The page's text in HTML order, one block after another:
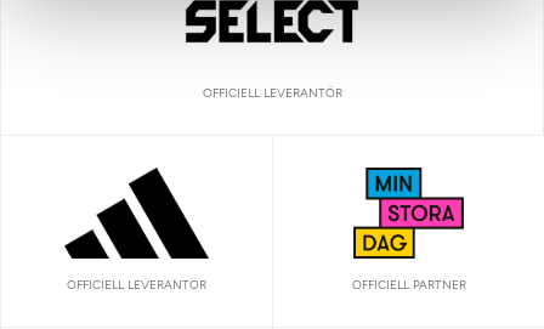
OFFICIELL LEVERANTÖR
OFFICIELL LEVERANTÖR OFFICIELL PARTNER